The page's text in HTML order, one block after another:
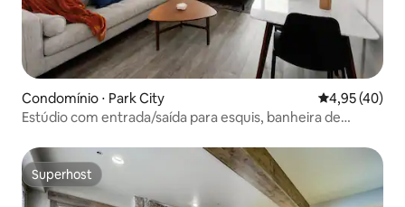
Condomínio ⋅ Park City 4,95 de uma
4,95 (40)
Estúdio com entrada/saída para esquis, banheira de
Superhost
Superhost